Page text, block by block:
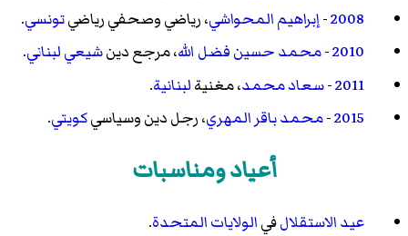
2008
-إبراهيم المحواشي، رياضي وصحفي رياضيتونسي.
2010
-محمد حسين فضل الله، مرجع دينشيعيلبناني.
2011
-سعاد محمد، مغنيةلبنانية.
2015
-محمد باقر المهري، رجل دين وسياسيكويتي.
أعياد ومناسبات
عيد الاستقلالفيالولايات المتحدة.